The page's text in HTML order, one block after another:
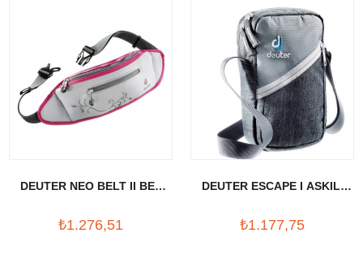
DEUTER NEO BELT II BEL
₺1.276,51
DEUTER ESCAPE I ASKILI
₺1.177,75